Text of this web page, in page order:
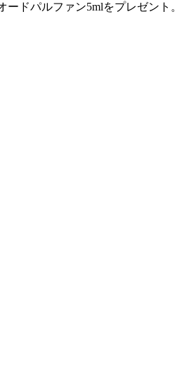
ドパルファン5mlをプレゼント。